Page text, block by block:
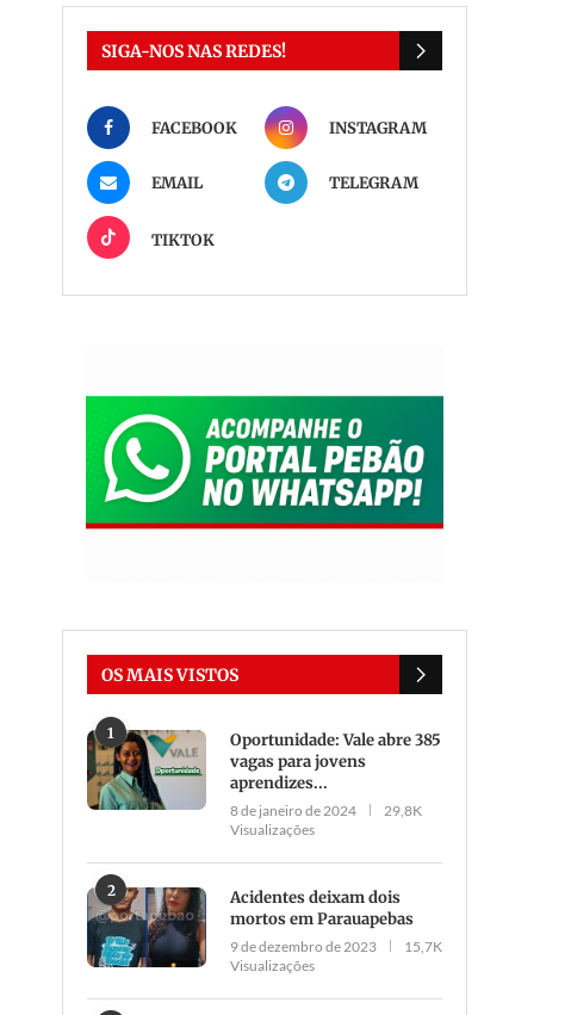
SIGA-NOS NAS REDES!
FACEBOOK INSTAGRAM
EMAIL TELEGRAM
TIKTOK
OS MAIS VISTOS
1
Oportunidade: Vale abre 385
vagas para jovens
aprendizes...
8 de janeiro de 2024
29,8K
Visualizações
2
Acidentes deixam dois
mortos em Parauapebas
9 de dezembro de 2023
15,7K
Visualizações